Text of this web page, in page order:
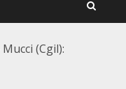
(Cgil):